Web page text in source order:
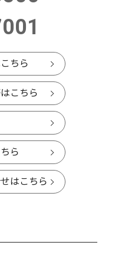
ちら
こちら
ら
はこちら